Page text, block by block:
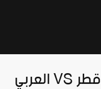
قطر VS العربي